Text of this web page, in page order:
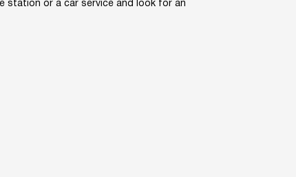
station or a car service and look for an